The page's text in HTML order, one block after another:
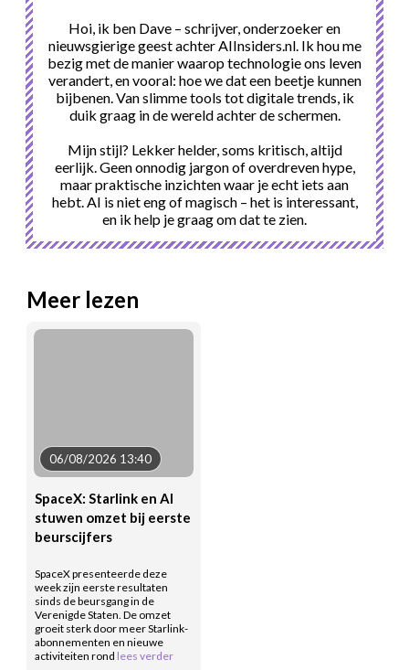
Hoi, ik ben Dave – schrijver, onderzoeker en
nieuwsgierige geest achter AIInsiders.nl. Ik hou me
bezig met de manier waarop technologie ons leven
verandert, en vooral: hoe we dat een beetje kunnen
bijbenen. Van slimme tools tot digitale trends, ik
duik graag in de wereld achter de schermen.
Mijn stijl? Lekker helder, soms kritisch, altijd
eerlijk. Geen onnodig jargon of overdreven hype,
maar praktische inzichten waar je echt iets aan
hebt. AI is niet eng of magisch – het is interessant,
en ik help je graag om dat te zien.
Meer lezen
06/08/2026 13:40
SpaceX: Starlink en AI
stuwen omzet bij eerste
beurscijfers
SpaceX presenteerde deze
week zijn eerste resultaten
sinds de beursgang in de
Verenigde Staten. De omzet
groeit sterk door meer Starlink-
abonnementen en nieuwe
activiteiten rond lees verder